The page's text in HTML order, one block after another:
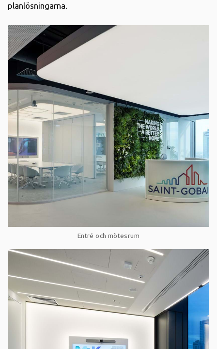
planlösningarna.
Entré och mötesrum